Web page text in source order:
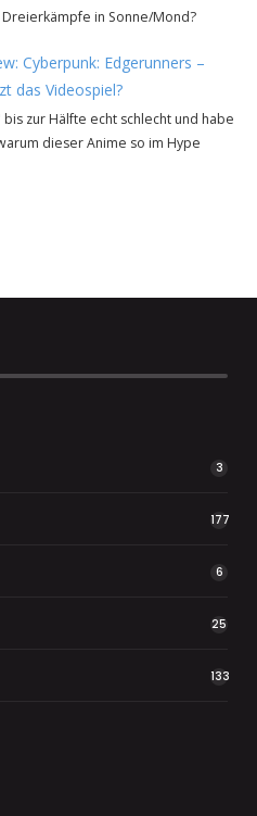
in Sonne/Mond?
Cyberpunk: Edgerunners –
das Videospiel?
bis zur Hälfte echt schlecht und habe
dieser Anime so im Hype
3
177
6
25
133